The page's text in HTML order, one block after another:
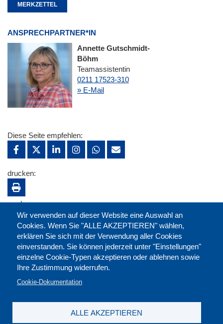
MERKZETTEL
ANSPRECHPARTNER*IN
Annette Gutschmidt-
Böhm
Teamassistentin
0211 17523-310
» E-Mail
Wir verwenden auf dieser Website eine Auswahl an
Cookies. Wenn Sie "ALLE AKZEPTIEREN" wählen,
erklären Sie sich mit der Verwendung aller Cookies
einverstanden. Sie können jederzeit unter "Einstellungen"
einzelne Cookie-Typen akzeptieren oder ablehnen sowie
Ihre Zustimmung widerrufen.
Cookie-Dokumentation
ALLE AKZEPTIEREN
Diese Seite empfehlen:
drucken:
merken: